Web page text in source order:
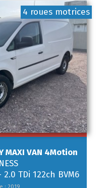
4 roues motrices
MAXI VAN 4Motion
2.0 TDi 122ch BVM6